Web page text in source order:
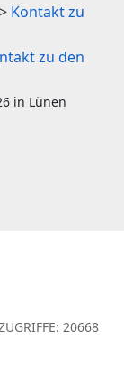
Kontakt zu
zu den
in Lünen
20668